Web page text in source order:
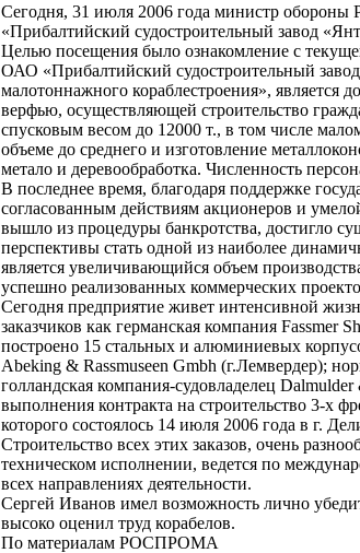
Сегодня, 31 июля 2006 года министр
«Прибалтийский судостроительный завод
Целью посещения было ознакомление с
ОАО «Прибалтийский судостроительный
малотоннажного кораблестроения», является
верфью, осуществляющей строительство
спусковым весом до 12000 т., в том числе
объеме до среднего и изготовление
метало и деревообработка. Численность
В последнее время, благодаря поддержке
согласованным действиям акционеров и
вышло из процедуры банкротства, достигло
перспективы стать одной из наиболее
является увеличивающийся объем
успешно реализованных коммерческих
Сегодня предприятие живет интенсивной
заказчиков как германская компания Fassmer
построено 15 стальных и алюминиевых
Abeking & Rassmuseen Gmbh (г.Лемвердер);
голландская компания-судовладелец
выполнения контракта на строительство 3-х
которого состоялось 14 июля 2006 года в г.
Строительство всех этих заказов, очень
техническом исполнении, ведется по
всех направлениях деятельности.
Сергей Иванов имел возможность лично
высоко оценил труд корабелов.
По материалам РОСПРОМА